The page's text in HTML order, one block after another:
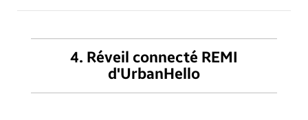
4. Réveil connecté REMI
d'UrbanHello